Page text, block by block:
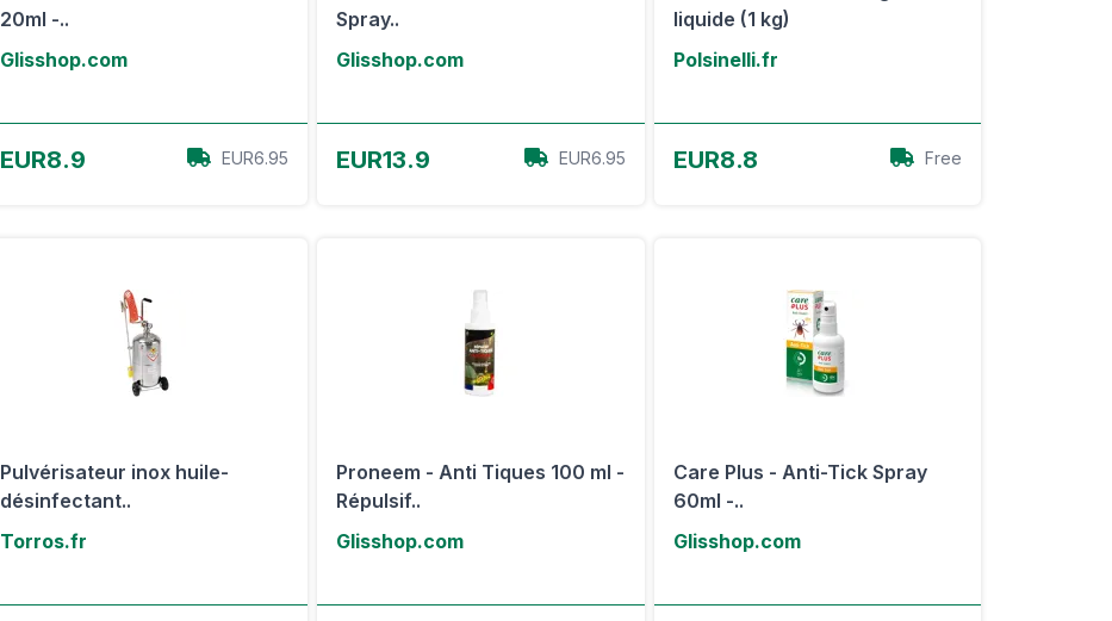
20ml -..
Glisshop.com
EUR8.9 EUR6.95
Spray..
Glisshop.com
EUR13.9 EUR6.95
liquide (1 kg)
Polsinelli.fr
EUR8.8 Free
Pulvérisateur inox huile-
désinfectant..
Torros.fr
Proneem - Anti Tiques 100 ml -
Répulsif..
Glisshop.com
Care Plus - Anti-Tick Spray
60ml -..
Glisshop.com